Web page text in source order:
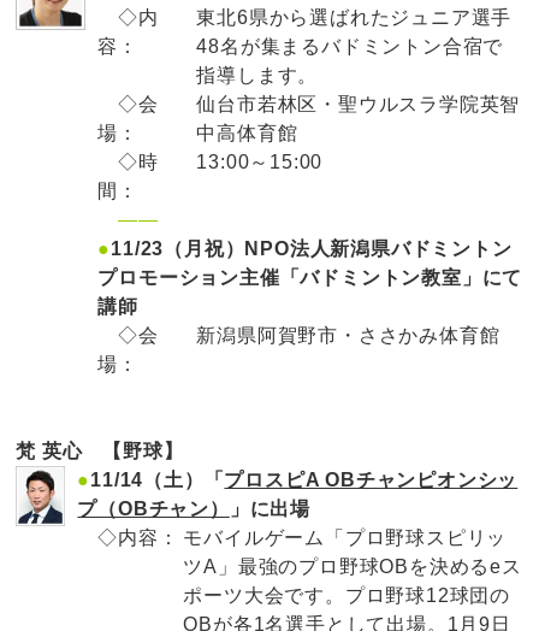
◇内
容：
東北6県から選ばれたジュニア選手
48名が集まるバドミントン合宿で
指導します。
◇会
場：
仙台市若林区・聖ウルスラ学院英智
中高体育館
◇時
間：
13:00～15:00
——
●11/23（月祝）NPO法人新潟県バドミントン
プロモーション主催「バドミントン教室」にて
講師
◇会
場：
新潟県阿賀野市・ささかみ体育館
梵 英心 【野球】
●11/14（土）「 プロスピA OBチャンピオンシッ
プ（OBチャン）
」に出場
◇内容：
モバイルゲーム「プロ野球スピリッ
ツA」最強のプロ野球OBを決めるeス
ポーツ大会です。プロ野球12球団の
OBが各1名選手として出場。1月9日